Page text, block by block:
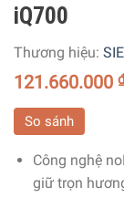
iQ700
Thương hiệu:
121.660.000
So sánh
Công nghệ
giữ trọn